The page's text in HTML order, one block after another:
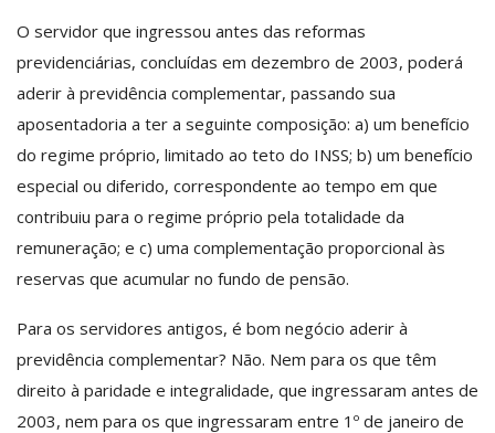
O servidor que ingressou antes das reformas
previdenciárias, concluídas em dezembro de 2003, poderá
aderir à previdência complementar, passando sua
aposentadoria a ter a seguinte composição: a) um benefício
do regime próprio, limitado ao teto do INSS; b) um benefício
especial ou diferido, correspondente ao tempo em que
contribuiu para o regime próprio pela totalidade da
remuneração; e c) uma complementação proporcional às
reservas que acumular no fundo de pensão.
Para os servidores antigos, é bom negócio aderir à
previdência complementar? Não. Nem para os que têm
direito à paridade e integralidade, que ingressaram antes de
2003, nem para os que ingressaram entre 1º de janeiro de